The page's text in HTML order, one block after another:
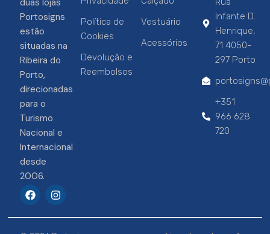
duas lojas
Portosigns
estão
situadas na
Ribeira do
Porto,
direcionadas
para o
Turismo
Nacional e
Internacional
desde
2006.
F
a
e
b
I
n
t
a
Política de
Cookies
Devolução e
Reembolsos
Vestuário
Acessórios
Infante D.
Henrique,
71 4050-
297 Porto
+351
966 628
720